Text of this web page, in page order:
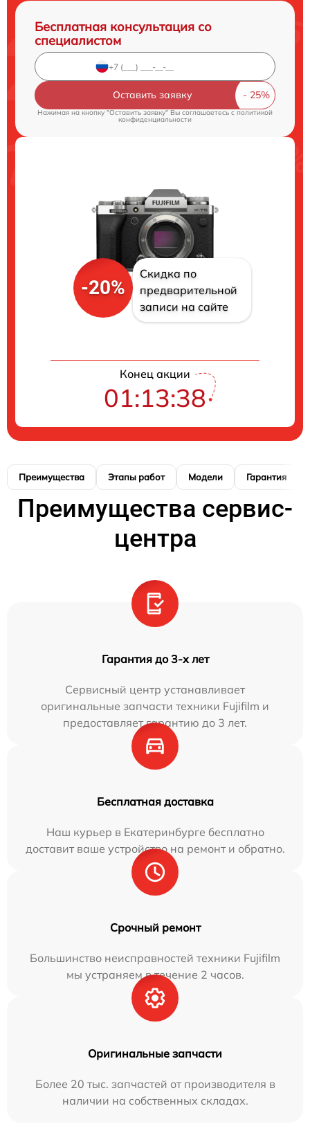
Бесплатная консультация со
специалистом
Оставить заявку
Нажимая на кнопку "Оставить заявку" Вы соглашаетесь c политикой
конфиденциальности
-20%
Скидка по
предварительной
записи на сайте
Конец акции
01:13:37
Преимущества Этапы работ Модели Гарантия
Преимущества сервис-
центра
Гарантия до 3-х лет
Сервисный центр устанавливает
оригинальные запчасти техники Fujifilm и
предоставляет гарантию до 3 лет.
Бесплатная доставка
Наш курьер в Екатеринбурге бесплатно
доставит ваше устройство на ремонт и обратно.
Срочный ремонт
Большинство неисправностей техники Fujifilm
мы устраняем в течение 2 часов.
Оригинальные запчасти
Более 20 тыс. запчастей от производителя в
наличии на собственных складах.